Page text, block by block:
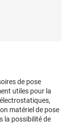
de pose
utiles pour la
matériel de pose
la possibilité de